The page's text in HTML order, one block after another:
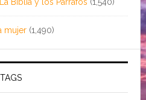
mujer (1,490)
TAGS